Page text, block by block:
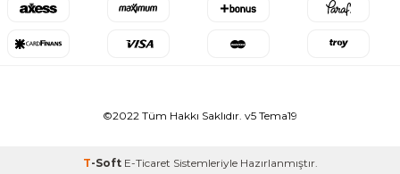
©2022 Tüm Hakkı Saklıdır. v5 Tema19
T-Soft E-Ticaret Sistemleriyle Hazırlanmıştır.